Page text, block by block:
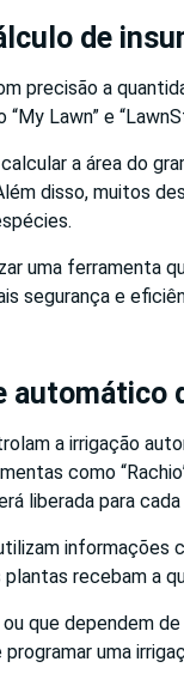
de
precisão a
Lawn” e
a área do
disso, muitos
uma ferramenta
segurança e
automático
a irrigação
como
liberada para cada
informações
recebam a
que dependem
programar uma